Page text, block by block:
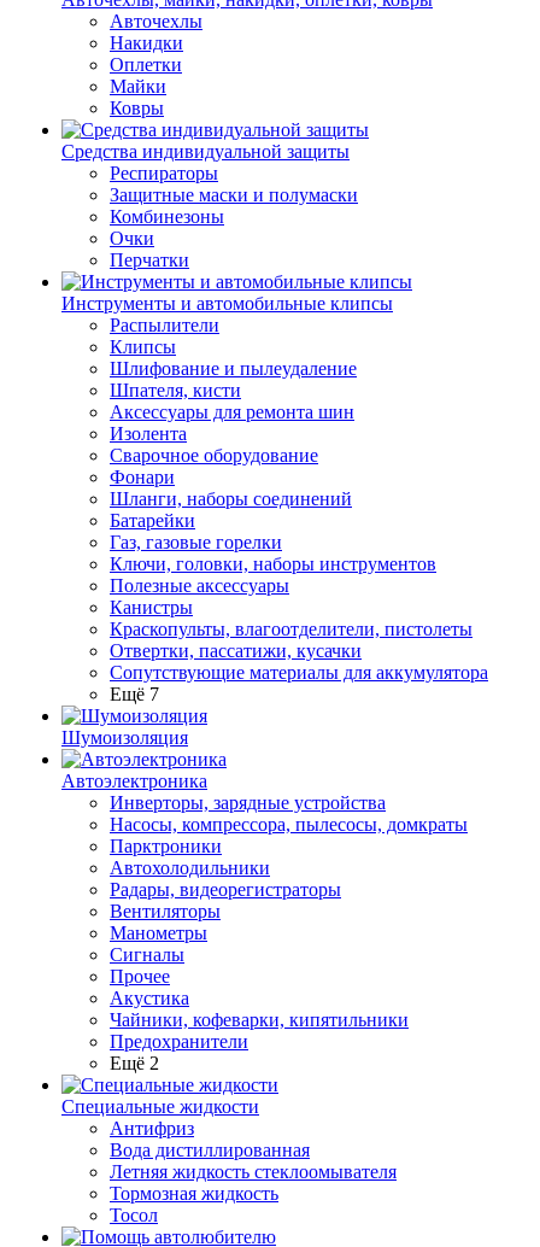
Авточехлы
Накидки
Оплетки
Майки
Ковры
Средства индивидуальной защиты
Респираторы
Защитные маски и полумаски
Комбинезоны
Очки
Перчатки
Инструменты и автомобильные клипсы
Распылители
Клипсы
Шлифование и пылеудаление
Шпателя, кисти
Аксессуары для ремонта шин
Изолента
Сварочное оборудование
Фонари
Шланги, наборы соединений
Батарейки
Газ, газовые горелки
Ключи, головки, наборы инструментов
Полезные аксессуары
Канистры
Краскопульты, влагоотделители, пистолеты
Отвертки, пассатижи, кусачки
Сопутствующие материалы для аккумулятора
Ещё 7
Шумоизоляция
Автоэлектроника
Инверторы, зарядные устройства
Насосы, компрессора, пылесосы, домкраты
Парктроники
Автохолодильники
Радары, видеорегистраторы
Вентиляторы
Манометры
Сигналы
Прочее
Акустика
Чайники, кофеварки, кипятильники
Предохранители
Ещё 2
Специальные жидкости
Антифриз
Вода дистиллированная
Летняя жидкость стеклоомывателя
Тормозная жидкость
Тосол